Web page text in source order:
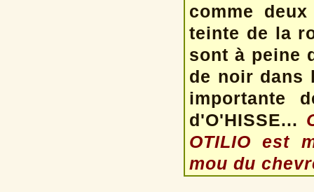
comme
teinte de la
sont à peine
de noir dans
importante
d'O'HISSE...
OTILIO est
mou du